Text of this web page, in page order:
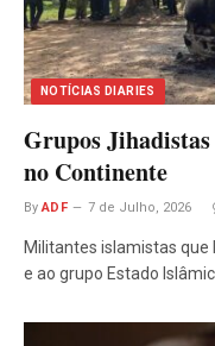
NOTÍCIAS DIARIES
Grupos
no Continente
By ADF 7 de Julho, 2026
Militantes islamistas
e ao grupo Estado